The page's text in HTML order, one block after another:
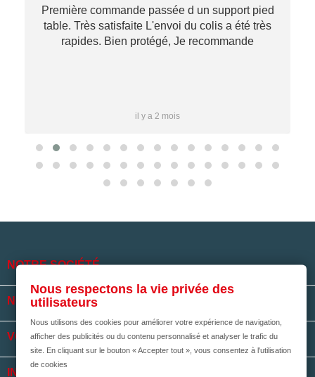
Première commande passée d un support pied
table. Très satisfaite L'envoi du colis a été très
rapides. Bien protégé, Je recommande
il y a 2 mois
NOTRE SOCIÉTÉ 
NOS HORAIRES
VOTRE COMPTE
INFORMATIONS
Nous respectons la vie privée des
utilisateurs
Nous utilisons des cookies pour améliorer votre expérience de navigation,
afficher des publicités ou du contenu personnalisé et analyser le trafic du
site. En cliquant sur le bouton « Accepter tout », vous consentez à l'utilisation
de cookies